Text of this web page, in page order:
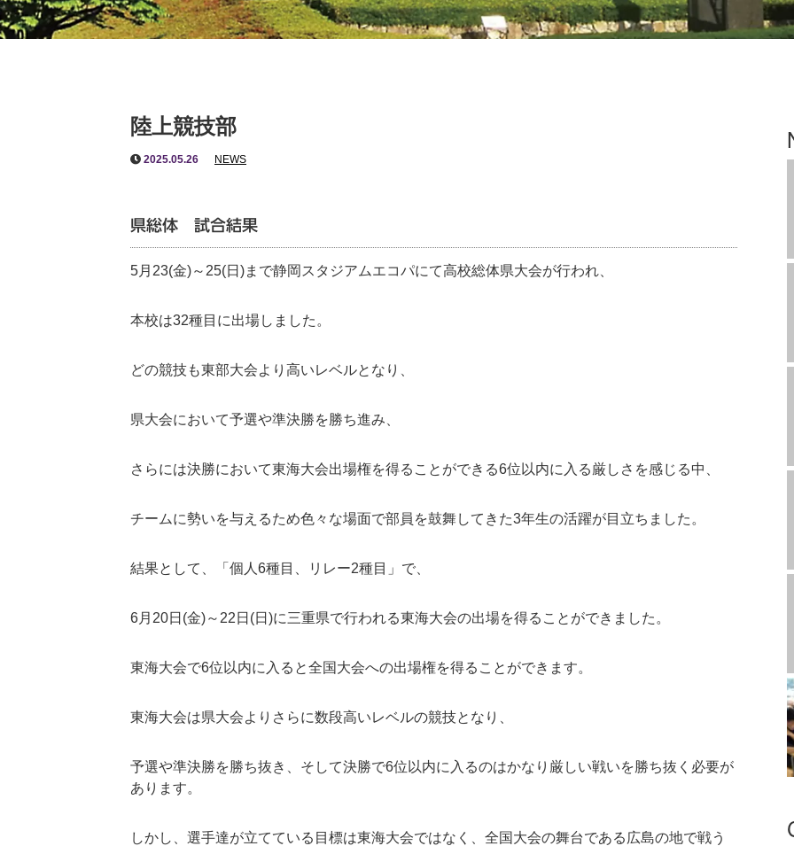
陸上競技部
2025.05.26 NEWS
県総体 試合結果
5月23(金)～25(日)まで静岡スタジアムエコパにて高校総体県大会が行われ、
本校は32種目に出場しました。
どの競技も東部大会より高いレベルとなり、
県大会において予選や準決勝を勝ち進み、
さらには決勝において東海大会出場権を得ることができる6位以内に入る厳しさを感じる中、
チームに勢いを与えるため色々な場面で部員を鼓舞してきた3年生の活躍が目立ちました。
結果として、「個人6種目、リレー2種目」で、
6月20日(金)～22日(日)に三重県で行われる東海大会の出場を得ることができました。
東海大会で6位以内に入ると全国大会への出場権を得ることができます。
東海大会は県大会よりさらに数段高いレベルの競技となり、
予選や準決勝を勝ち抜き、そして決勝で6位以内に入るのはかなり厳しい戦いを勝ち抜く必要が
あります。
しかし、選手達が立てている目標は東海大会ではなく、全国大会の舞台である広島の地で戦う